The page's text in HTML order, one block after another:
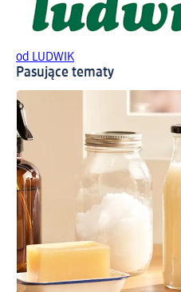
od LUDWIK
Pasujące tematy